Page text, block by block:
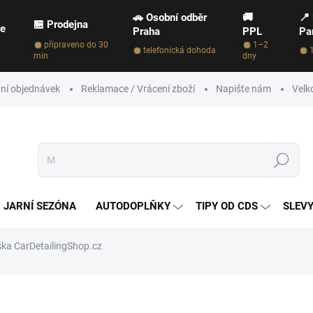
🏪 Prodejna
🚗 Osobní odběr
Praha
🚚
PPL
📍
připraveno do 30
min
telefonická dohoda
1–2
dny
objednávek Reklamace / Vrácení zboží Napište nám
Hledat
JARNÍ SEZÓNA AUTODOPLŇKY TIPY OD CDS
CarDetailingShop.cz